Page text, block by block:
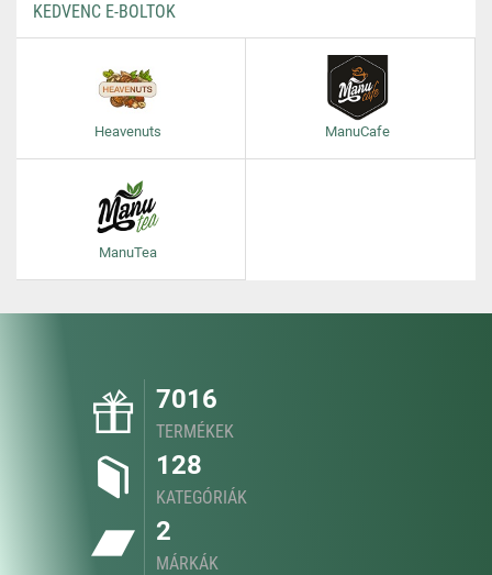
KEDVENC E-BOLTOK
Heavenuts ManuCafe
ManuTea
7016
TERMÉKEK
128
KATEGÓRIÁK
2
MÁRKÁK